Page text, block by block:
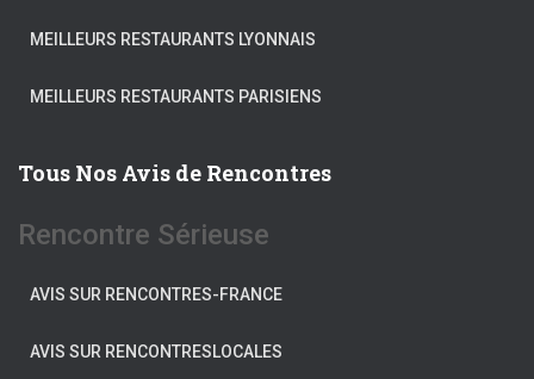
MEILLEURS RESTAURANTS LYONNAIS
MEILLEURS RESTAURANTS PARISIENS
Tous Nos Avis de Rencontres
Rencontre Sérieuse
AVIS SUR RENCONTRES-FRANCE
AVIS SUR RENCONTRESLOCALES